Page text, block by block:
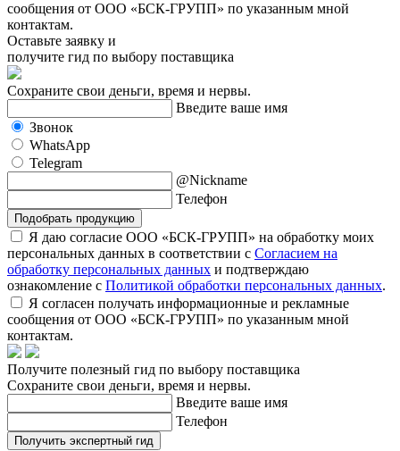
сообщения от ООО «БСК-ГРУПП» по указанным мной
контактам.
Оставьте заявку и
получите гид по выбору поставщика
Сохраните свои деньги, время и нервы.
Введите ваше имя
Звонок
WhatsApp
Telegram
@Nickname
Телефон
Подобрать продукцию
Я даю согласие ООО «БСК-ГРУПП» на обработку моих
персональных данных в соответствии с Согласием на
обработку персональных данных и подтверждаю
ознакомление с Политикой обработки персональных данных.
Я согласен получать информационные и рекламные
сообщения от ООО «БСК-ГРУПП» по указанным мной
контактам.
Получите полезный гид по выбору поставщика
Сохраните свои деньги, время и нервы.
Введите ваше имя
Телефон
Получить экспертный гид